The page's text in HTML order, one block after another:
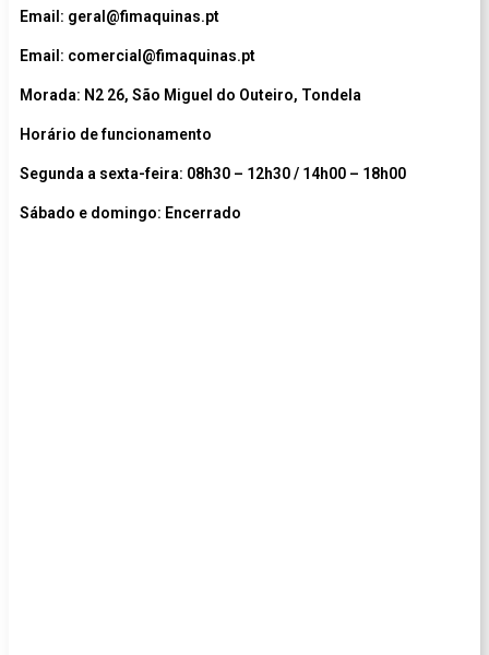
Email: geral@fimaquinas.pt
Email: comercial@fimaquinas.pt
Morada: N2 26, São Miguel do Outeiro, Tondela
Horário de funcionamento
Segunda a sexta-feira: 08h30 – 12h30 / 14h00 – 18h00
Sábado e domingo: Encerrado